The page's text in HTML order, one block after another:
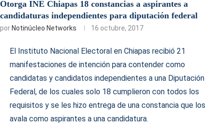
Otorga INE Chiapas 18 constancias a aspirantes a
candidaturas independientes para diputación federal
por Notinúcleo Networks 16 octubre, 2017
El Instituto Nacional Electoral en Chiapas recibió 21
manifestaciones de intención para contender como
candidatas y candidatos independientes a una Diputación
Federal, de los cuales solo 18 cumplieron con todos los
requisitos y se les hizo entrega de una constancia que los
avala como aspirantes a una candidatura.